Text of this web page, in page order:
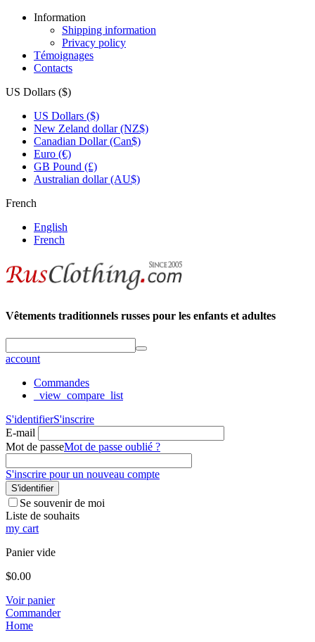
Information
Shipping information
Privacy policy
Témoignages
Contacts
US Dollars ($)
US Dollars ($)
New Zeland dollar (NZ$)
Canadian Dollar (Can$)
Euro (€)
GB Pound (£)
Australian dollar (AU$)
French
English
French
Vêtements traditionnels russes pour les enfants et adultes
account
Commandes
_view_compare_list
S'identifierS'inscrire
E-mail
Mot de passeMot de passe oublié ?
S'inscrire pour un nouveau compte
S'identifier
Se souvenir de moi
Liste de souhaits
my cart
Panier vide
$0.00
Voir panier
Commander
Home